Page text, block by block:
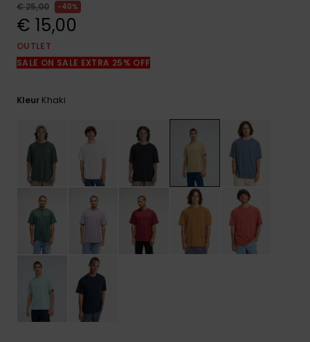
€ 25,00
40%
€ 15,00
OUTLET
SALE ON SALE EXTRA 25% OFF
Kleur Khaki